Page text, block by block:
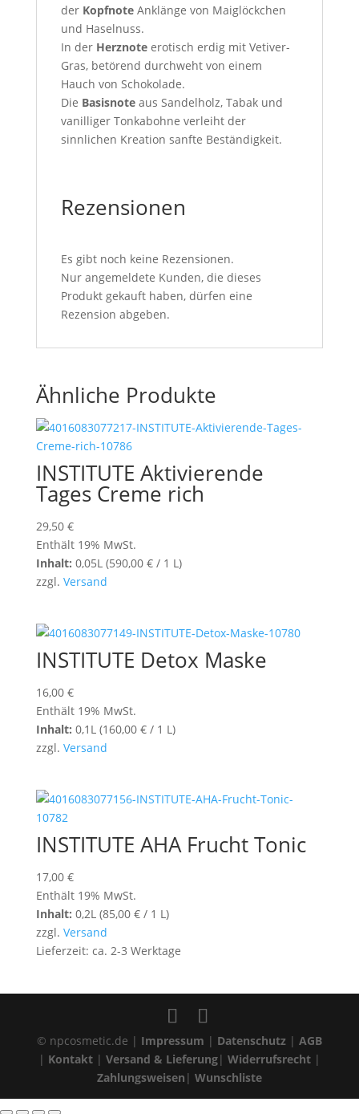
der KopfnoteAnklänge von Maiglöckchen
und Haselnuss.
In der Herznoteerotisch erdig mit Vetiver-
Gras, betörend durchweht von einem
Hauch von Schokolade.
Die Basisnoteaus Sandelholz, Tabak und
vanilliger Tonkabohne verleiht der
sinnlichen Kreation sanfte Beständigkeit.
Rezensionen
Es gibt noch keine Rezensionen.
Nur angemeldete Kunden, die dieses
Produkt gekauft haben, dürfen eine
Rezension abgeben.
Ähnliche Produkte
INSTITUTE Aktivierende
Tages Creme rich
29,50 €
Enthält 19% MwSt.
Inhalt: 0,05L (590,00 €/ 1 L)
zzgl. Versand
INSTITUTE Detox Maske
16,00 €
Enthält 19% MwSt.
Inhalt: 0,1L (160,00 €/ 1 L)
zzgl. Versand
INSTITUTE AHA Frucht Tonic
17,00 €
Enthält 19% MwSt.
Inhalt: 0,2L (85,00 €/ 1 L)
zzgl. Versand
Lieferzeit: ca. 2-3 Werktage
© npcosmetic.de | Impressum | Datenschutz | AGB
| Kontakt| Versand & Lieferung| Widerrufsrecht|
Zahlungsweisen | Wunschliste